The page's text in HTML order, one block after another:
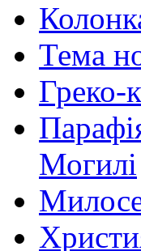
Тема
Греко-
Могилі